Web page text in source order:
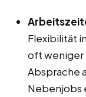
Flexibilität
oft weniger
Absprache
Nebenjobs